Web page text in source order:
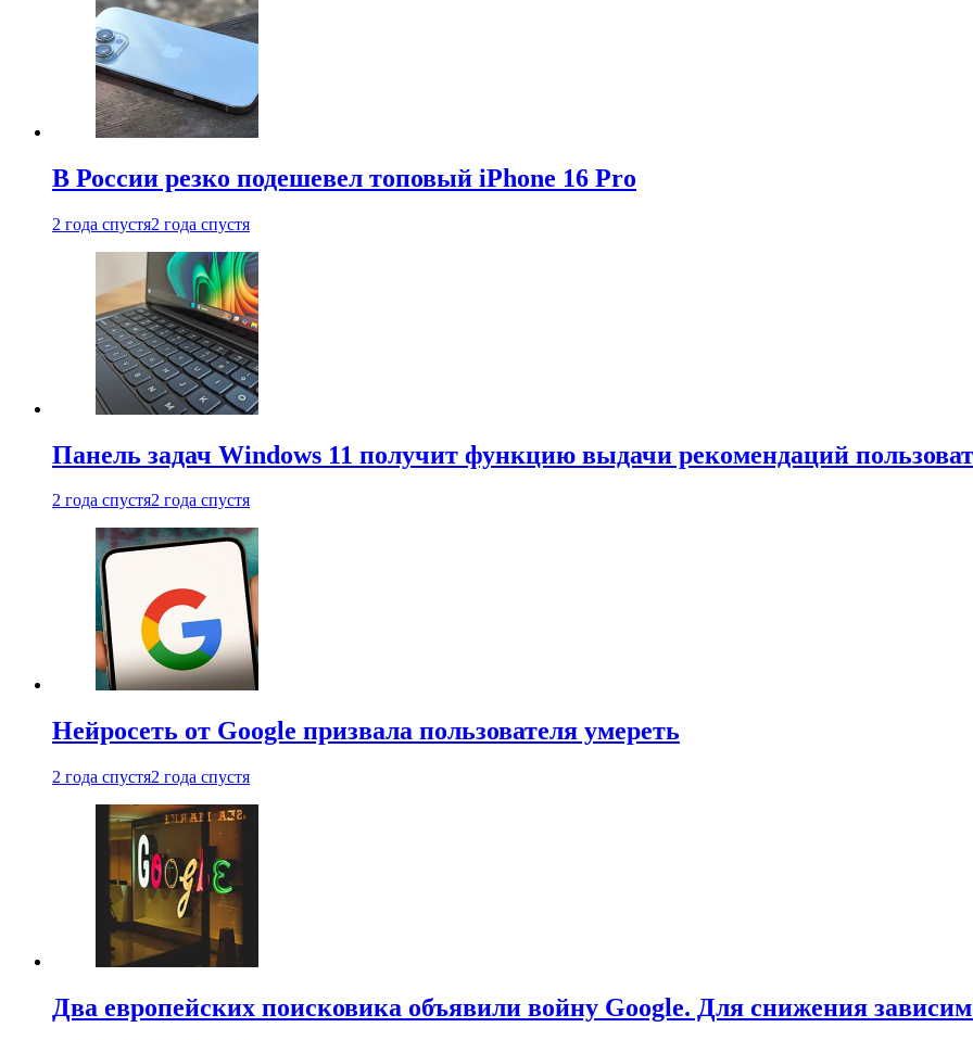
В России резко подешевел топовый iPhone 16 Pro
2 года спустя2 года спустя
Панель задач Windows 11 получит функцию выдачи рекомендаций
2 года спустя2 года спустя
Нейросеть от Google призвала пользователя умереть
2 года спустя2 года спустя
Два европейских поисковика объявили войну Google. Для снижения